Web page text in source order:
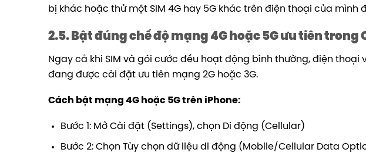
bị khác hoặc thử một SIM 4G hay 5G khác trên điện thoại của mình
2.5. Bật đúng chế độ mạng 4G hoặc 5G ưu tiên trong
Ngay cả khi SIM và gói cước đều hoạt động bình thường, điện thoại
đang được cài đặt ưu tiên mạng 2G hoặc 3G.
Cách bật mạng 4G hoặc 5G trên iPhone:
Bước 1: Mở Cài đặt (Settings), chọn Di động (Cellular)
Bước 2: Chọn Tùy chọn dữ liệu di động (Mobile/Cellular Data